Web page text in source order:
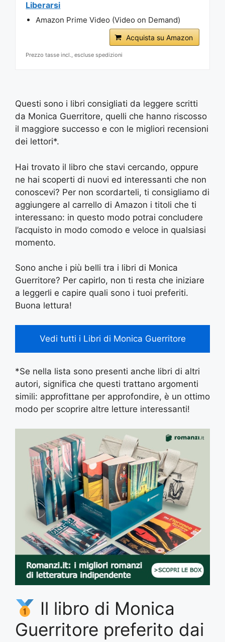
Liberarsi
Amazon Prime Video (Video on Demand)
Acquista su Amazon
Prezzo tasse incl., escluse spedizioni
Questi sono i libri consigliati da leggere scritti
da Monica Guerritore, quelli che hanno riscosso
il maggiore successo e con le migliori recensioni
dei lettori*.
Hai trovato il libro che stavi cercando, oppure
ne hai scoperti di nuovi ed interessanti che non
conoscevi? Per non scordarteli, ti consigliamo di
aggiungere al carrello di Amazon i titoli che ti
interessano: in questo modo potrai concludere
l’acquisto in modo comodo e veloce in qualsiasi
momento.
Sono anche i più belli tra i libri di Monica
Guerritore? Per capirlo, non ti resta che iniziare
a leggerli e capire quali sono i tuoi preferiti.
Buona lettura!
Vedi tutti i Libri di Monica Guerritore
*Se nella lista sono presenti anche libri di altri
autori, significa che questi trattano argomenti
simili: approfittane per approfondire, è un ottimo
modo per scoprire altre letture interessanti!
Il libro di Monica
Guerritore preferito dai